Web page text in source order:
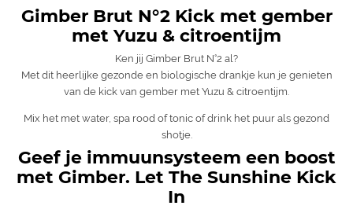
Gimber Brut N°2 Kick met gember
met Yuzu & citroentijm
Ken jij Gimber Brut N°2 al?
Met dit heerlijke gezonde en biologische drankje kun je genieten
van de kick van gember met Yuzu & citroentijm.
Mix het met water, spa rood of tonic of drink het puur als gezond
shotje.
Geef je immuunsysteem een boost
met Gimber. Let The Sunshine Kick
In